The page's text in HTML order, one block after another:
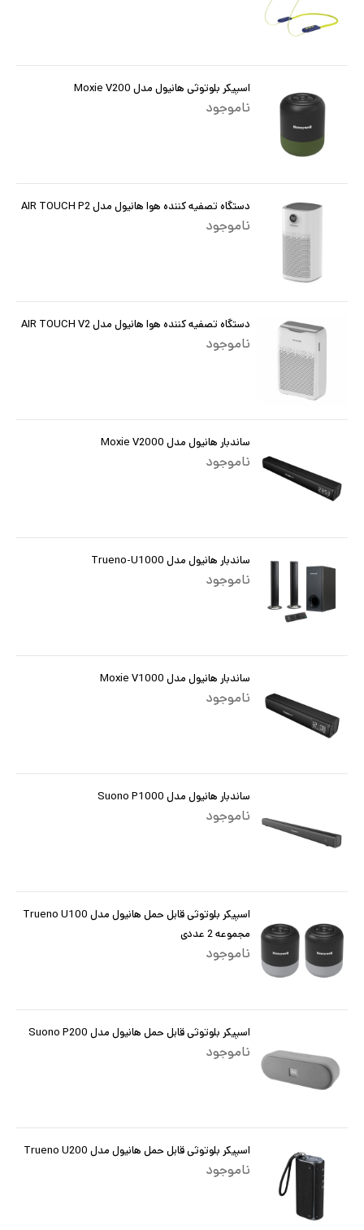
اسپیکر بلوتوثی هانیول مدل Moxie V200
ناموجود
دستگاه تصفیه کننده هوا هانیول مدل AIR TOUCH P2
ناموجود
دستگاه تصفیه کننده هوا هانیول مدل AIR TOUCH V2
ناموجود
ساندبار هانیول مدل Moxie V2000
ناموجود
ساندبار هانیول مدل Trueno-U1000
ناموجود
ساندبار هانیول مدل Moxie V1000
ناموجود
ساندبار هانیول مدل Suono P1000
ناموجود
اسپیکر بلوتوثی قابل حمل هانیول مدل Trueno U100
مجموعه 2 عددی
ناموجود
اسپیکر بلوتوثی قابل حمل هانیول مدل Suono P200
ناموجود
اسپیکر بلوتوثی قابل حمل هانیول مدل Trueno U200
ناموجود